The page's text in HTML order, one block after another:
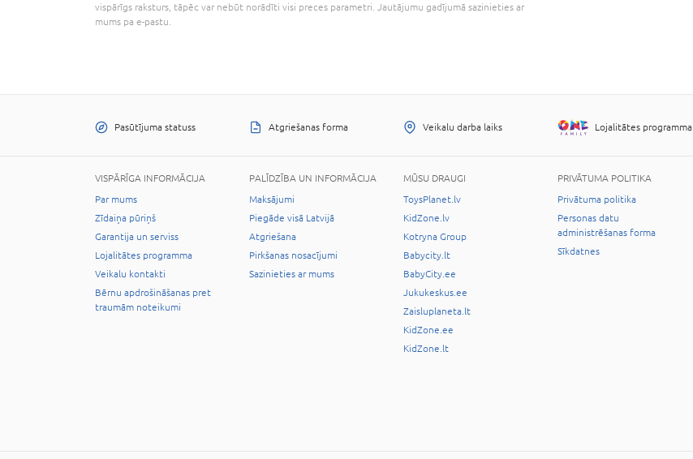
vispārīgs raksturs, tāpēc var nebūt norādīti visi preces parametri. Jautājumu gadījumā sazinieties ar
mums pa e-pastu.
Pasūtījuma statuss Atgriešanas forma Veikalu darba laiks Lojalitātes programma
VISPĀRĪGA INFORMĀCIJA
Par mums
Zīdaiņa pūriņš
Garantija un serviss
Lojalitātes programma
Veikalu kontakti
Bērnu apdrošināšanas pret
traumām noteikumi
PALĪDZĪBA UN INFORMĀCIJA
Maksājumi
Piegāde visā Latvijā
Atgriešana
Pirkšanas nosacījumi
Sazinieties ar mums
MŪSU DRAUGI
ToysPlanet.lv
KidZone.lv
Kotryna Group
Babycity.lt
BabyCity.ee
Jukukeskus.ee
Zaisluplaneta.lt
KidZone.ee
KidZone.lt
PRIVĀTUMA POLITIKA
Privātuma politika
Personas datu
administrēšanas forma
Sīkdatnes